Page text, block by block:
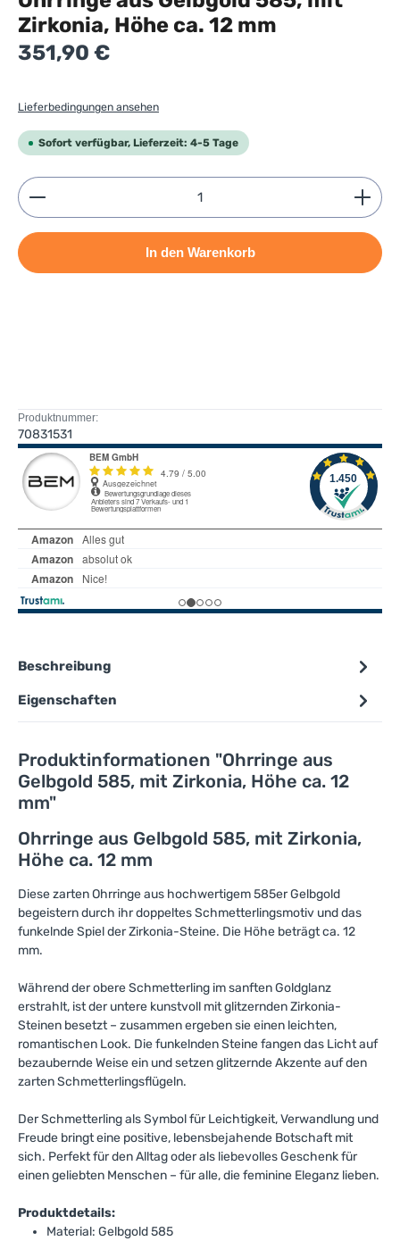
Zirkonia, Höhe ca. 12 mm
Regulärer Preis:
351,90 €
Lieferbedingungen ansehen
Sofort verfügbar, Lieferzeit: 4-5 Tage
Produkt Anzahl: Gib den gewünschten Wert ein
In den Warenkorb
Produktnummer:
70831531
Beschreibung
Eigenschaften
Produktinformationen "Ohrringe aus
Gelbgold 585, mit Zirkonia, Höhe ca. 12
mm"
Ohrringe aus Gelbgold 585, mit Zirkonia,
Höhe ca. 12 mm
Diese zarten Ohrringe aus hochwertigem 585er Gelbgold
begeistern durch ihr doppeltes Schmetterlingsmotiv und das
funkelnde Spiel der Zirkonia-Steine. Die Höhe beträgt ca. 12
mm.
Während der obere Schmetterling im sanften Goldglanz
erstrahlt, ist der untere kunstvoll mit glitzernden Zirkonia-
Steinen besetzt – zusammen ergeben sie einen leichten,
romantischen Look. Die funkelnden Steine fangen das Licht auf
bezaubernde Weise ein und setzen glitzernde Akzente auf den
zarten Schmetterlingsflügeln.
Der Schmetterling als Symbol für Leichtigkeit, Verwandlung und
Freude bringt eine positive, lebensbejahende Botschaft mit
sich. Perfekt für den Alltag oder als liebevolles Geschenk für
einen geliebten Menschen – für alle, die feminine Eleganz lieben.
Produktdetails:
Material: Gelbgold 585